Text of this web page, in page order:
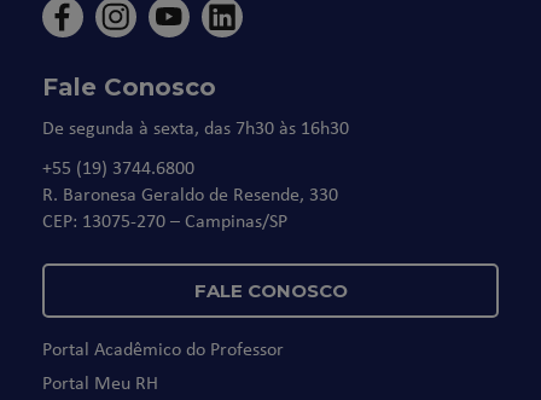
Fale Conosco
De segunda à sexta, das 7h30 às 16h30
+55 (19) 3744.6800
R. Baronesa Geraldo de Resende, 330
CEP: 13075-270 – Campinas/SP
FALE CONOSCO
Portal Acadêmico do Professor
Portal Meu RH